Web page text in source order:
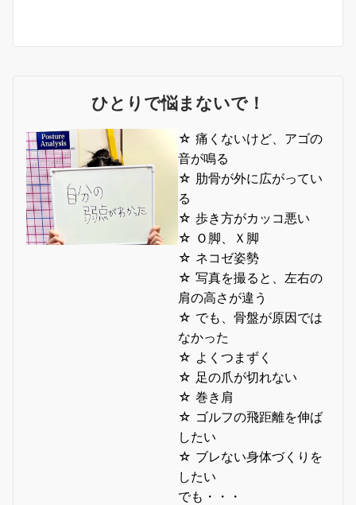
ひとりで悩まないで！
☆ 痛くないけど、アゴの
音が鳴る
☆ 肋骨が外に広がってい
る
☆ 歩き方がカッコ悪い
☆ Ｏ脚、Ｘ脚
☆ ネコゼ姿勢
☆ 写真を撮ると、左右の
肩の高さが違う
☆ でも、骨盤が原因では
なかった
☆ よくつまずく
☆ 足の爪が切れない
☆ 巻き肩
☆ ゴルフの飛距離を伸ば
したい
☆ ブレない身体づくりを
したい
でも・・・